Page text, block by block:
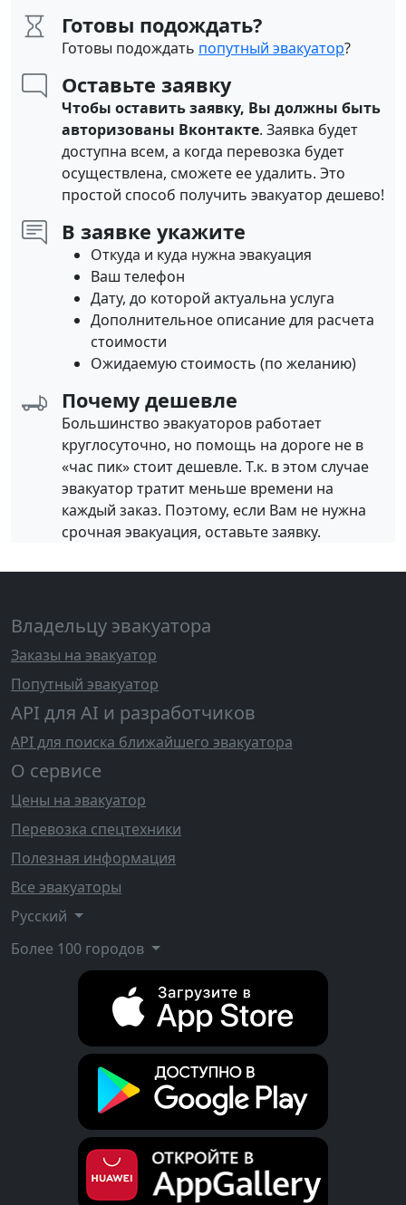
Готовы подождать?
Готовы подождать попутный эвакуатор?
Оставьте заявку
Чтобы оставить заявку, Вы должны быть
авторизованы Вконтакте. Заявка будет
доступна всем, а когда перевозка будет
осуществлена, сможете ее удалить. Это
простой способ получить эвакуатор дешево!
В заявке укажите
Откуда и куда нужна эвакуация
Ваш телефон
Дату, до которой актуальна услуга
Дополнительное описание для расчета
стоимости
Ожидаемую стоимость (по желанию)
Почему дешевле
Большинство эвакуаторов работает
круглосуточно, но помощь на дороге не в
«час пик» стоит дешевле. Т.к. в этом случае
эвакуатор тратит меньше времени на
каждый заказ. Поэтому, если Вам не нужна
срочная эвакуация, оставьте заявку.
Владельцу эвакуатора
Заказы на эвакуатор
Попутный эвакуатор
API для AI и разработчиков
API для поиска ближайшего эвакуатора
О сервисе
Цены на эвакуатор
Перевозка спецтехники
Полезная информация
Все эвакуаторы
Русский
Более 100 городов